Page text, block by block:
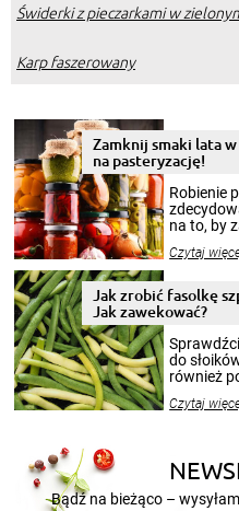
Świderki z pieczarkami w
Karp faszerowany
Zamknij smaki lata w
na pasteryzację!
Robienie
na to, by
pełni
miesięcy.
patenty,
Czytaj
Jak zrobić fasolkę
Jak zawekować?
do
również
nasze
Czytaj
Bądź na bieżąco –